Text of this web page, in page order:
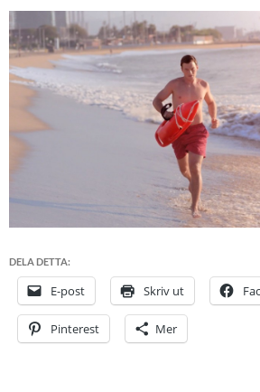
DELA DETTA:
E-post Skriv ut
Pinterest Mer